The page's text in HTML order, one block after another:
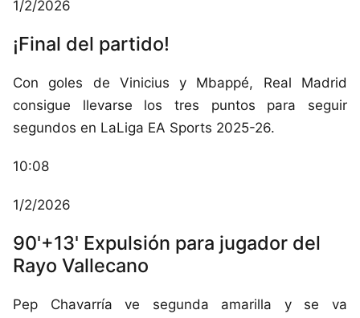
1/2/2026
¡Final del partido!
Con goles de Vinicius y Mbappé, Real Madrid
consigue llevarse los tres puntos para seguir
segundos en LaLiga EA Sports 2025-26.
10:08
1/2/2026
90'+13' Expulsión para jugador del
Rayo Vallecano
Pep Chavarría ve segunda amarilla y se va